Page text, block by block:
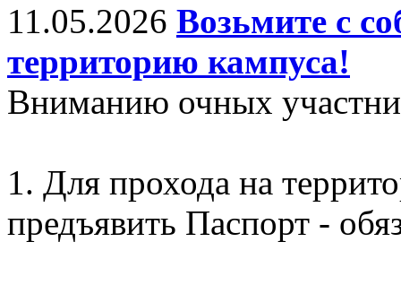
11.05.2026 Возьмите с
территорию кампуса!
Вниманию очных
1. Для прохода на
предъявить Паспорт -